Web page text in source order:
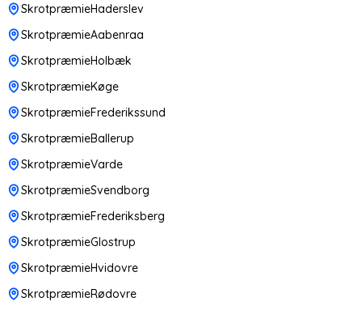
SkrotpræmieHaderslev
SkrotpræmieAabenraa
SkrotpræmieHolbæk
SkrotpræmieKøge
SkrotpræmieFrederikssund
SkrotpræmieBallerup
SkrotpræmieVarde
SkrotpræmieSvendborg
SkrotpræmieFrederiksberg
SkrotpræmieGlostrup
SkrotpræmieHvidovre
SkrotpræmieRødovre